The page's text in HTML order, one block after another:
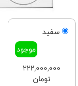
سفيد
موجود
222,000,000
تومان